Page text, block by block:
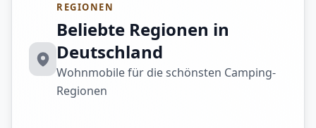
REGIONEN
Beliebte Regionen in
Deutschland
Wohnmobile für die schönsten Camping-
Regionen